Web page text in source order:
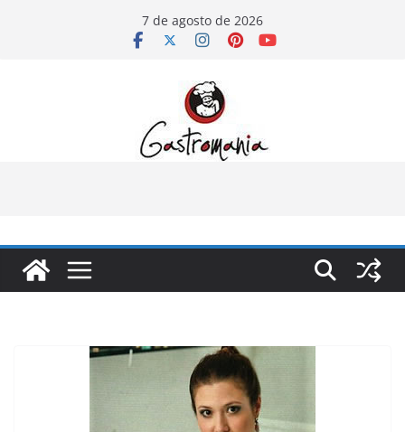
7 de agosto de 2026